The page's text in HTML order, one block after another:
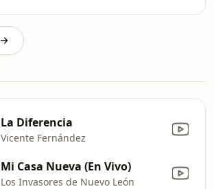
La Diferencia
Vicente Fernández
Mi Casa Nueva (En Vivo)
Los Invasores de Nuevo León